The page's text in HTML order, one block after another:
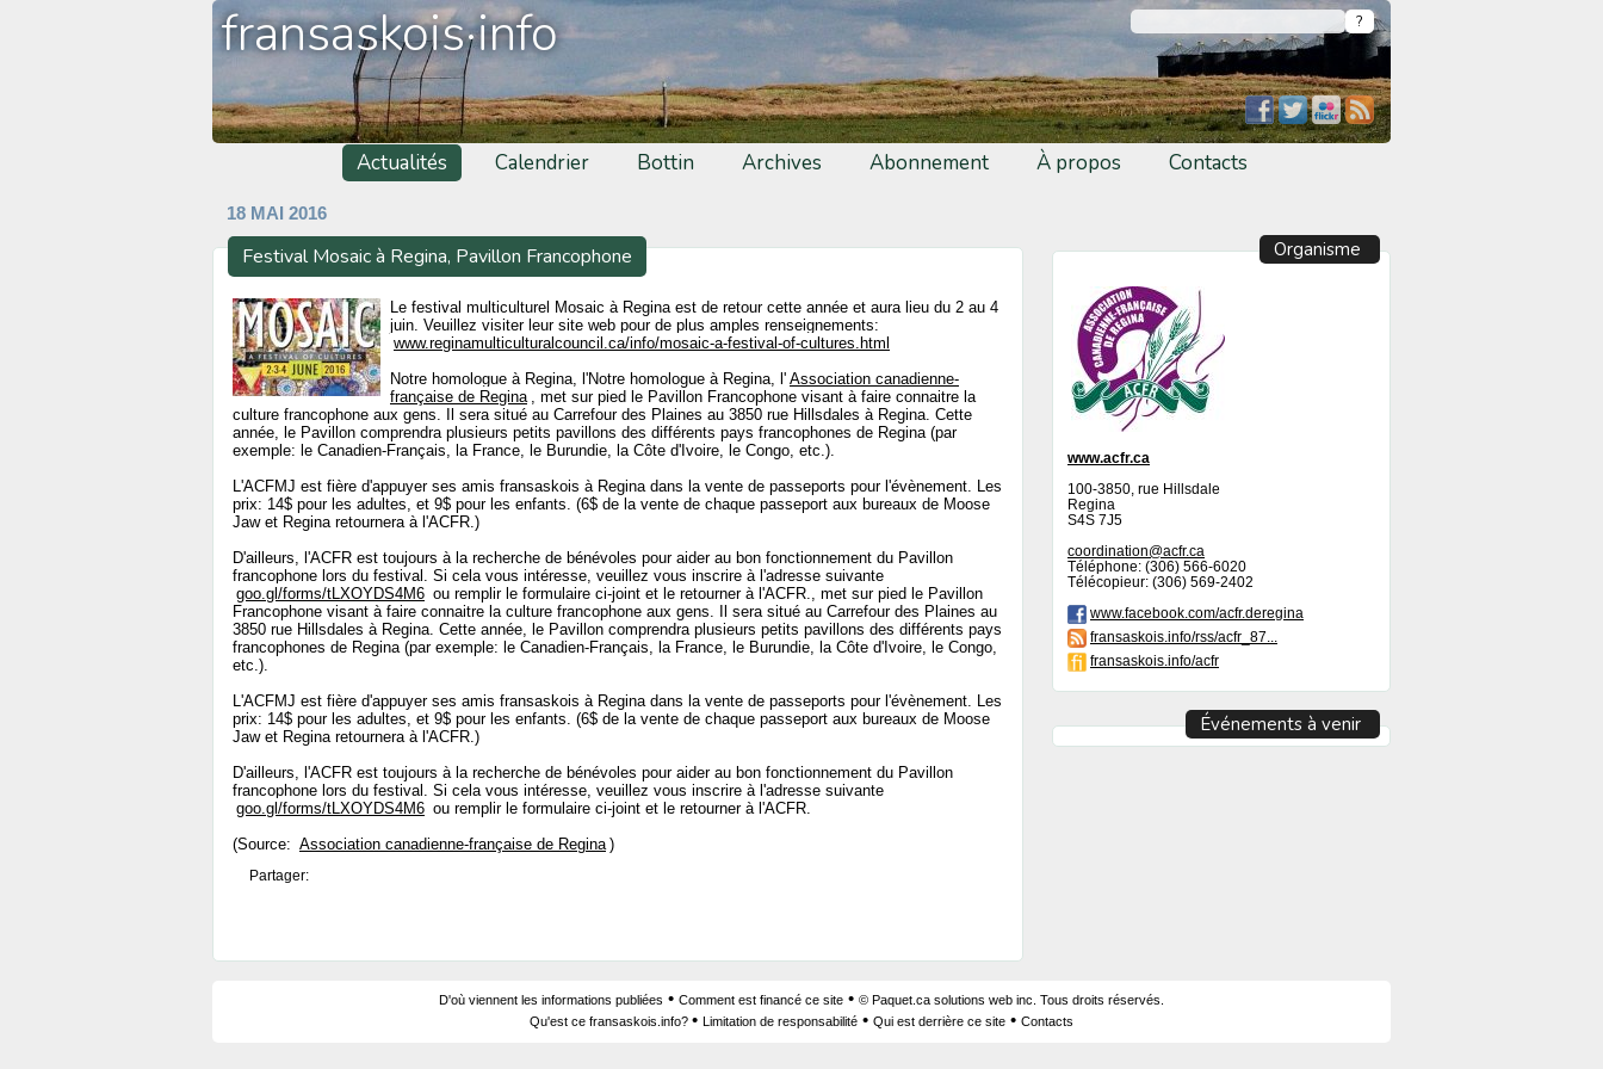
fransaskois·info
Actualités Calendrier Bottin Archives Abonnement À propos Contacts
18 MAI 2016
Festival Mosaic à Regina, Pavillon Francophone
Le festival multiculturel Mosaic à Regina est de retour cette année et aura lieu du 2 au 4
juin. Veuillez visiter leur site web pour de plus amples renseignements:
www.reginamulticulturalcouncil.ca/info/mosaic-a-festival-of-cultures.html
Notre homologue à Regina, l'Notre homologue à Regina, l' Association canadienne-
française de Regina , met sur pied le Pavillon Francophone visant à faire connaitre la
culture francophone aux gens. Il sera situé au Carrefour des Plaines au 3850 rue Hillsdales à Regina. Cette
année, le Pavillon comprendra plusieurs petits pavillons des différents pays francophones de Regina (par
exemple: le Canadien-Français, la France, le Burundie, la Côte d'Ivoire, le Congo, etc.).
L'ACFMJ est fière d'appuyer ses amis fransaskois à Regina dans la vente de passeports pour l'évènement. Les
prix: 14$ pour les adultes, et 9$ pour les enfants. (6$ de la vente de chaque passeport aux bureaux de Moose
Jaw et Regina retournera à l'ACFR.)
D'ailleurs, l'ACFR est toujours à la recherche de bénévoles pour aider au bon fonctionnement du Pavillon
francophone lors du festival. Si cela vous intéresse, veuillez vous inscrire à l'adresse suivante
goo.gl/forms/tLXOYDS4M6 ou remplir le formulaire ci-joint et le retourner à l'ACFR., met sur pied le Pavillon
Francophone visant à faire connaitre la culture francophone aux gens. Il sera situé au Carrefour des Plaines au
3850 rue Hillsdales à Regina. Cette année, le Pavillon comprendra plusieurs petits pavillons des différents pays
francophones de Regina (par exemple: le Canadien-Français, la France, le Burundie, la Côte d'Ivoire, le Congo,
etc.).
L'ACFMJ est fière d'appuyer ses amis fransaskois à Regina dans la vente de passeports pour l'évènement. Les
prix: 14$ pour les adultes, et 9$ pour les enfants. (6$ de la vente de chaque passeport aux bureaux de Moose
Jaw et Regina retournera à l'ACFR.)
D'ailleurs, l'ACFR est toujours à la recherche de bénévoles pour aider au bon fonctionnement du Pavillon
francophone lors du festival. Si cela vous intéresse, veuillez vous inscrire à l'adresse suivante
goo.gl/forms/tLXOYDS4M6 ou remplir le formulaire ci-joint et le retourner à l'ACFR.
(Source: Association canadienne-française de Regina )
Partager:
Organisme
www.acfr.ca
100-3850, rue Hillsdale
Regina
S4S 7J5
coordination@acfr.ca
Téléphone: (306) 566-6020
Télécopieur: (306) 569-2402
www.facebook.com/acfr.deregina
fransaskois.info/rss/acfr_87...
fransaskois.info/acfr
Événements à venir
D'où viennent les informations publiées • Comment est financé ce site • © Paquet.ca solutions web inc. Tous droits réservés.
Qu'est ce fransaskois.info? • Limitation de responsabilité • Qui est derrière ce site • Contacts